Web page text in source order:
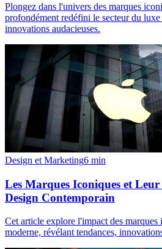
Plongez dans l'univers des marques
profondément redéfini le secteur du luxe
innovations audacieuses.
Design et Marketing6 min
Les Marques Iconiques et
Design Contemporain
Cet article explore l'impact des marques
moderne, révélant tendances,